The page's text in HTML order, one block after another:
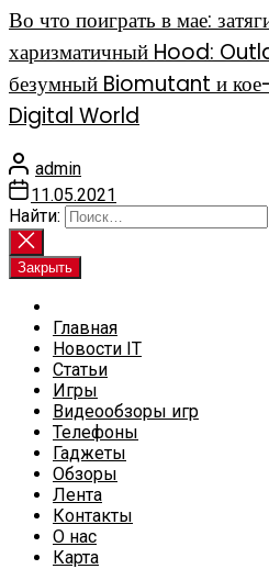
Во что поиграть в мае:
харизматичный Hood:
безумный Biomutant и
Digital World
admin
11.05.2021
Найти:
Закрыть
Главная
Новости IT
Статьи
Игры
Видеообзоры игр
Телефоны
Гаджеты
Обзоры
Лента
Контакты
О нас
Карта